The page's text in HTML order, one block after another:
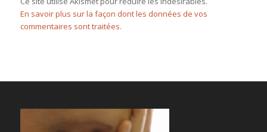
En savoir plus sur la façon dont les données de vos
commentaires sont traitées.